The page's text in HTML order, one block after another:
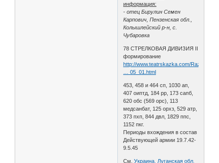
информация:
- отец Бирулин Семен
Карпович, Пензенская обл.,
Колышлейский р-н, с.
Чубаровка
78 СТРЕЛКОВАЯ ДИВИЗИЯ II
формирование
http://www.teatrskazka.com/Raznoe/
… 05_01.html
453, 458 и 464 сп, 1030 ап,
407 оиптд, 184 рр, 173 сапб,
620 обс (569 орс), 113
медсанбат, 125 орхз, 529 атр,
373 пхп, 844 двл, 1829 ппс,
1152 пкг.
Периоды вхождения в состав
Действующей армии 19.7.42-
9.5.45
См.Украина. Луганская обл.